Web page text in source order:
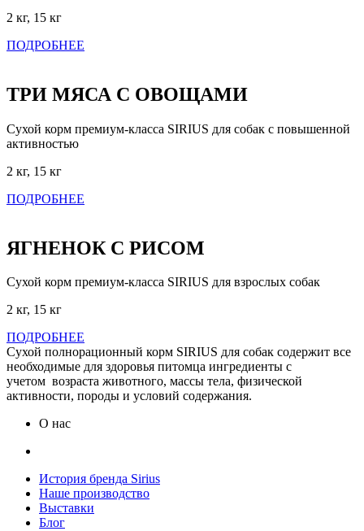
2 кг, 15 кг
ПОДРОБНЕЕ
ТРИ МЯСА С ОВОЩАМИ
Сухой корм премиум-класса SIRIUS для собак с повышенной
активностью
2 кг, 15 кг
ПОДРОБНЕЕ
ЯГНЕНОК С РИСОМ
Сухой корм премиум-класса SIRIUS для взрослых собак
2 кг, 15 кг
ПОДРОБНЕЕ
Сухой полнорационный корм SIRIUS для собак содержит все
необходимые для здоровья питомца ингредиенты с
учетом возраста животного, массы тела, физической
активности, породы и условий содержания.
О нас
История бренда Sirius
Наше производство
Выставки
Блог